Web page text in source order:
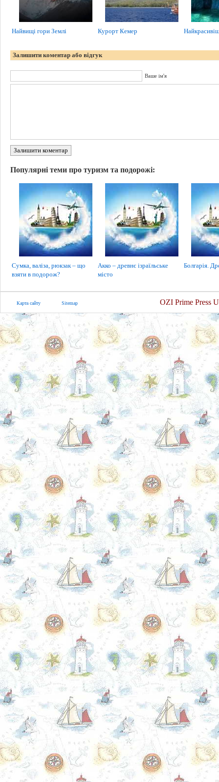
Найвищі гори Землі Курорт Кемер
Залишити коментар або відгук
Ваше ім'я
Залишити коментар
Популярні теми про туризм та подорожі:
Сумка, валіза, рюкзак – що
взяти в подорож?
Акко – древнє ізраїльське
місто
Болгарія.
Карта сайту Sitemap OZI Prime Press